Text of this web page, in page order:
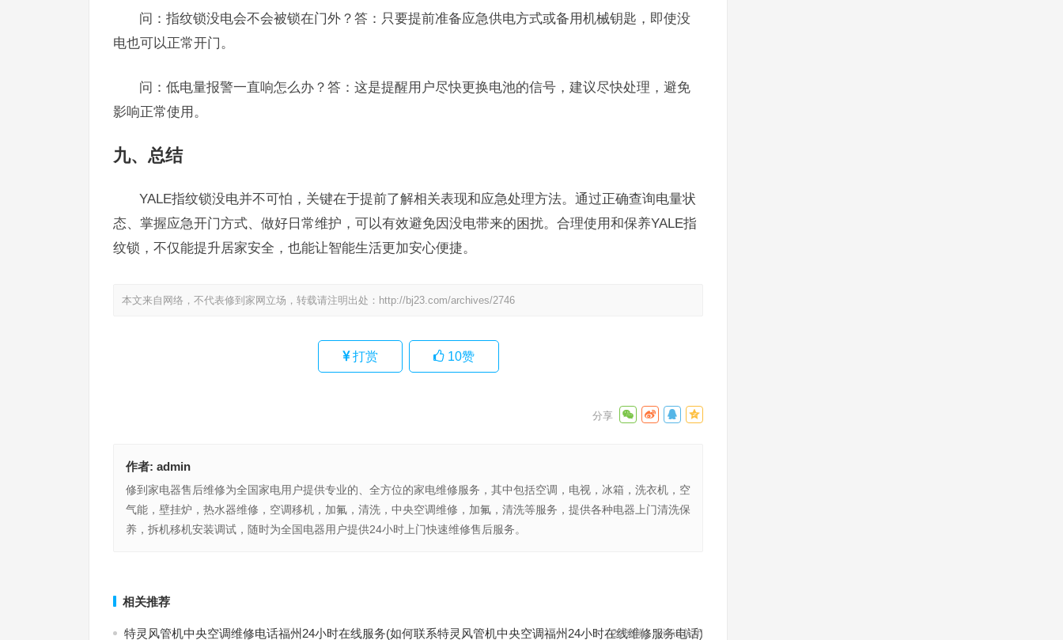
问：指纹锁没电会不会被锁在门外？答：只要提前准备应急供电方式或备用机械钥匙，即使没
电也可以正常开门。
问：低电量报警一直响怎么办？答：这是提醒用户尽快更换电池的信号，建议尽快处理，避免
影响正常使用。
九、总结
YALE指纹锁没电并不可怕，关键在于提前了解相关表现和应急处理方法。通过正确查询电量状
态、掌握应急开门方式、做好日常维护，可以有效避免因没电带来的困扰。合理使用和保养YALE指
纹锁，不仅能提升居家安全，也能让智能生活更加安心便捷。
本文来自网络，不代表修到家网立场，转载请注明出处： http://bj23.com/archives/2746
打赏 10赞
作者: admin
修到家电器售后维修为全国家电用户提供专业的、全方位的家电维修服务，其中包括空调，电视，冰箱，洗衣机，空
气能，壁挂炉，热水器维修，空调移机，加氟，清洗，中央空调维修，加氟，清洗等服务，提供各种电器上门清洗保
养，拆机移机安装调试，随时为全国电器用户提供24小时上门快速维修售后服务。
相关推荐
特灵风管机中央空调维修电话福州24小时在线服务(如何联系特灵风管机中央空调福州24小时在线维修服务电话)
20阅读 评论关闭